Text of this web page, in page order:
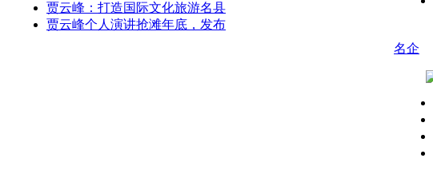
贾云峰：打造国际文化旅游名县
贾云峰个人演讲抢滩年底，发布
名企